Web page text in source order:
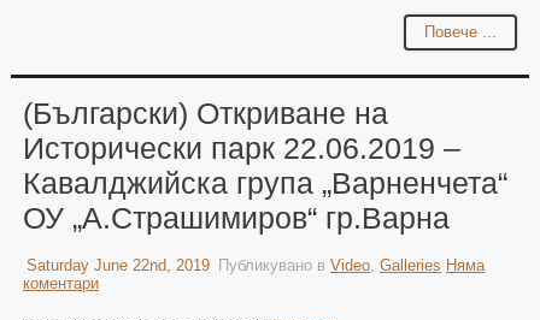
Повече ...
(Български) Откриване на
Исторически парк 22.06.2019 –
Кавалджийска група „Варненчета“
ОУ „А.Страшимиров“ гр.Варна
Saturday June 22nd, 2019 Публикувано в Video, Galleries Няма
коментари